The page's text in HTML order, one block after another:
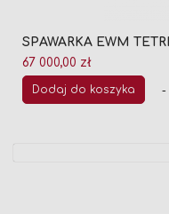
67 000,00 zł
Dodaj do koszyka -